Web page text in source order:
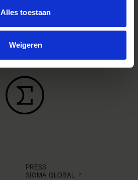
Alles toestaan
Weigeren
PRESS
SIGMA GLOBAL